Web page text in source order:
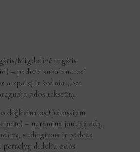
Migdolinė rūgštis
– padeda subalansuoti
atspalvį ir švelniai, bet
odos tekstūrą.
diglicinatas (potassium
– nuramina jautrią odą,
sudirgimus ir padeda
pernelyg dideliu odos